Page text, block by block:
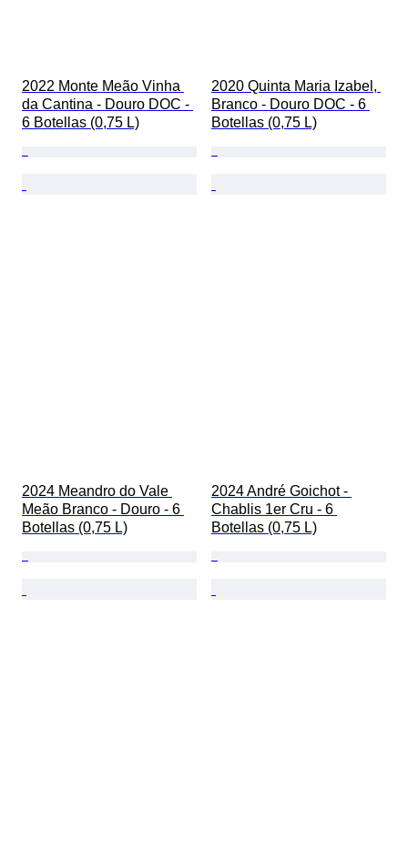
2022 Monte Meão Vinha
da Cantina - Douro DOC -
6 Botellas (0,75 L)
2020 Quinta Maria Izabel,
Branco - Douro DOC - 6
Botellas (0,75 L)
2024 Meandro do Vale
Meão Branco - Douro - 6
Botellas (0,75 L)
2024 André Goichot -
Chablis 1er Cru - 6
Botellas (0,75 L)